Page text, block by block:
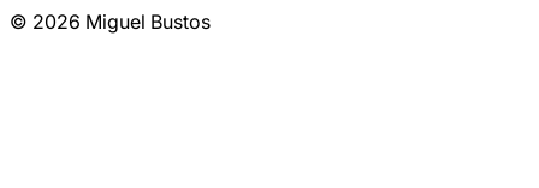
© 2026 Miguel Bustos